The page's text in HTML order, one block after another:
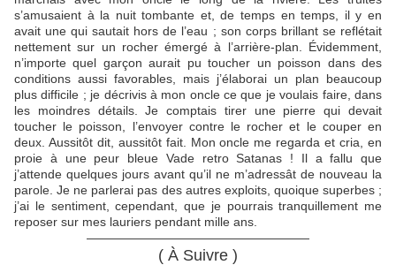
s’amusaient à la nuit tombante et, de temps en temps, il y en
avait une qui sautait hors de l’eau ; son corps brillant se reflétait
nettement sur un rocher émergé à l’arrière-plan. Évidemment,
n’importe quel garçon aurait pu toucher un poisson dans des
conditions aussi favorables, mais j’élaborai un plan beaucoup
plus difficile ; je décrivis à mon oncle ce que je voulais faire, dans
les moindres détails. Je comptais tirer une pierre qui devait
toucher le poisson, l’envoyer contre le rocher et le couper en
deux. Aussitôt dit, aussitôt fait. Mon oncle me regarda et cria, en
proie à une peur bleue Vade retro Satanas ! Il a fallu que
j’attende quelques jours avant qu’il ne m’adressât de nouveau la
parole. Je ne parlerai pas des autres exploits, quoique superbes ;
j’ai le sentiment, cependant, que je pourrais tranquillement me
reposer sur mes lauriers pendant mille ans.
——————————————————
( À Suivre )